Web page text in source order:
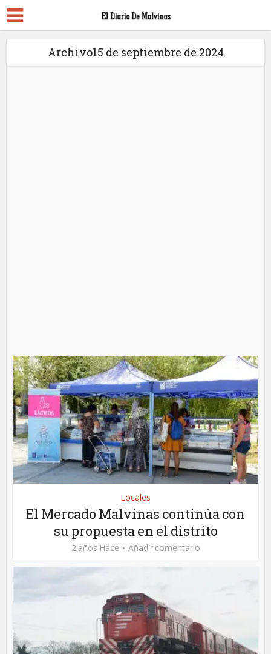
Archivo15 de septiembre de 2024
Locales
El Mercado Malvinas continúa con
su propuesta en el distrito
2 años Hace Añadir comentario